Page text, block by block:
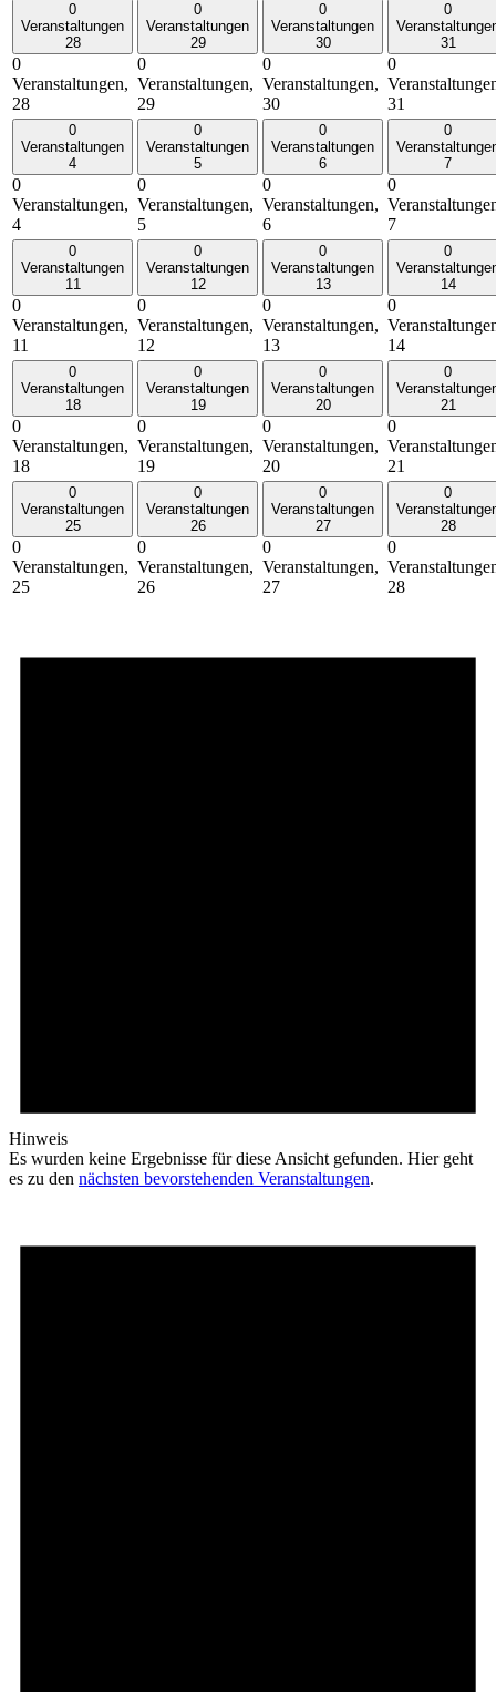
0
Veranstaltungen
28
0
Veranstaltungen,
28
0
Veranstaltungen
29
0
Veranstaltungen,
29
0
Veranstaltungen
30
0
Veranstaltungen,
30
0
31
0
31
0
Veranstaltungen
4
0
Veranstaltungen,
4
0
Veranstaltungen
5
0
Veranstaltungen,
5
0
Veranstaltungen
6
0
Veranstaltungen,
6
0
7
0
7
0
Veranstaltungen
11
0
Veranstaltungen,
11
0
Veranstaltungen
12
0
Veranstaltungen,
12
0
Veranstaltungen
13
0
Veranstaltungen,
13
0
14
0
14
0
Veranstaltungen
18
0
Veranstaltungen,
18
0
Veranstaltungen
19
0
Veranstaltungen,
19
0
Veranstaltungen
20
0
Veranstaltungen,
20
0
21
0
21
0
Veranstaltungen
25
0
Veranstaltungen,
25
0
Veranstaltungen
26
0
Veranstaltungen,
26
0
Veranstaltungen
27
0
Veranstaltungen,
27
0
28
0
28
Hinweis
Es wurden keine Ergebnisse für diese Ansicht gefunden. Hier geht
es zu den nächsten bevorstehenden Veranstaltungen.